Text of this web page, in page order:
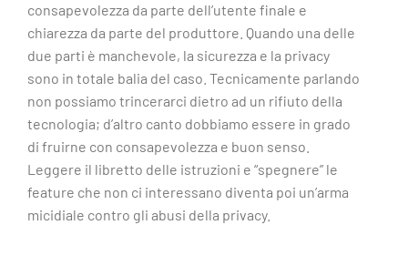
consapevolezza da parte dell’utente finale e
chiarezza da parte del produttore. Quando una delle
due parti è manchevole, la sicurezza e la privacy
sono in totale balia del caso. Tecnicamente parlando
non possiamo trincerarci dietro ad un rifiuto della
tecnologia; d’altro canto dobbiamo essere in grado
di fruirne con consapevolezza e buon senso.
Leggere il libretto delle istruzioni e “spegnere” le
feature che non ci interessano diventa poi un’arma
micidiale contro gli abusi della privacy.